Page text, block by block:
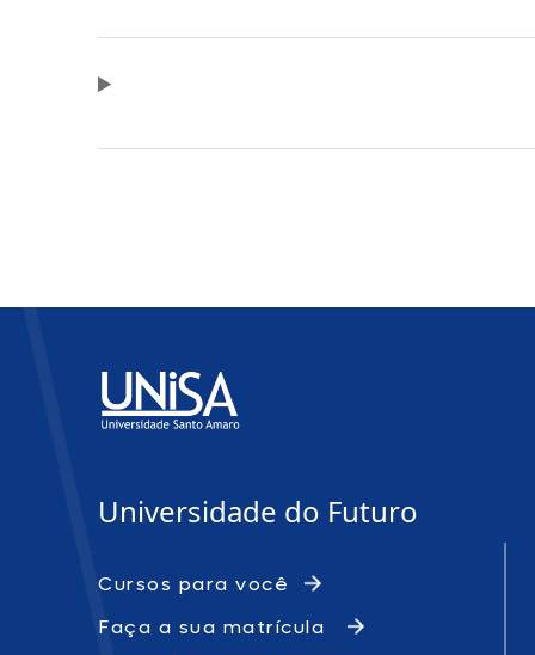
Universidade do Futuro
Cursos para você
Faça a sua matrícula